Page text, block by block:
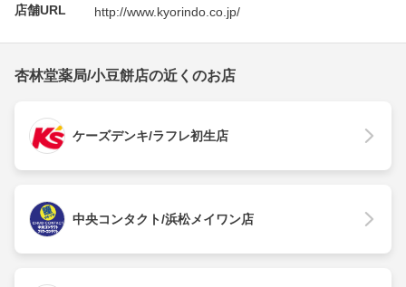
店舗URL http://www.kyorindo.co.jp/
杏林堂薬局/小豆餅店の近くのお店
ケーズデンキ/ラフレ初生店
中央コンタクト/浜松メイワン店